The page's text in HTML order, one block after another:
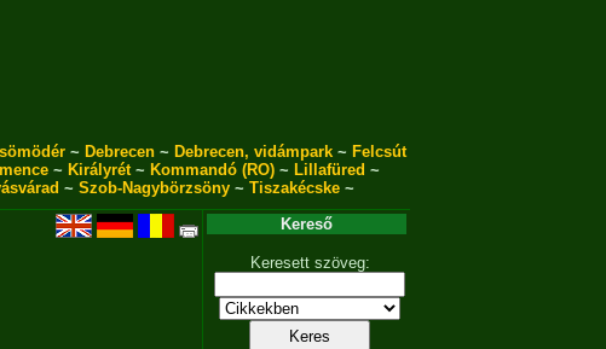
~ Debrecen~ Debrecen, vidámpark~ Felcsút
~ Királyrét~ Kommandó (RO) ~ Lillafüred ~
~ Szob-Nagybörzsöny~ Tiszakécske~
Kereső
Keresett szöveg: